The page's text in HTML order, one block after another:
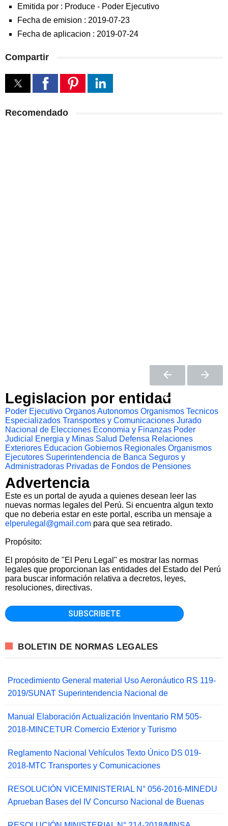
Emitida por : Produce - Poder Ejecutivo
Fecha de emision : 2019-07-23
Fecha de aplicacion : 2019-07-24
Compartir
Recomendado
Legislacion por entidad
Poder Ejecutivo Organos Autonomos Organismos Tecnicos
Especializados Transportes y Comunicaciones Jurado
Nacional de Elecciones Economia y Finanzas Poder
Judicial
Energia y Minas Salud Defensa Relaciones
Exteriores Educacion Gobiernos Regionales Organismos
Ejecutores Superintendencia de Banca Seguros y
Administradoras Privadas de Fondos de Pensiones
Advertencia
Este es un portal de ayuda a quienes desean leer las
nuevas normas legales del Perú. Si encuentra algun texto
que no deberia estar en este portal, escriba un mensaje a
elperulegal@gmail.com para que sea retirado.
Propósito:
El propósito de "El Peru Legal" es mostrar las normas
legales que proporcionan las entidades del Estado del Perú
para buscar información relativa a decretos, leyes,
resoluciones, directivas.
BOLETIN DE NORMAS LEGALES
Procedimiento General material Uso Aeronáutico RS 119-
2019/SUNAT Superintendencia Nacional de
Manual Elaboración Actualización Inventario RM 505-
2018-MINCETUR Comercio Exterior y Turismo
Reglamento Nacional Vehículos Texto Único DS 019-
2018-MTC Transportes y Comunicaciones
RESOLUCIÓN VICEMINISTERIAL N° 056-2016-MINEDU
Aprueban Bases del IV Concurso Nacional de Buenas